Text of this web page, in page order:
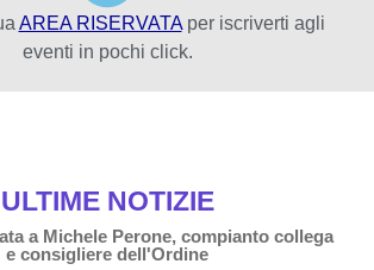
AREA RISERVATAper iscriverti agli
eventi in pochi click.
ULTIME NOTIZIE
a Michele Perone, compianto collega
e consigliere dell'Ordine